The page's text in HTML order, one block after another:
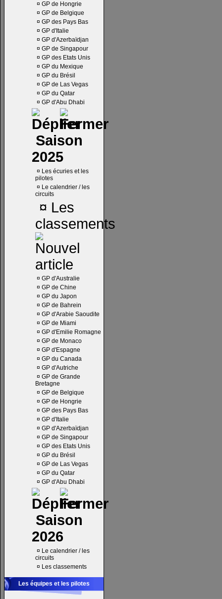
¤ GP de Hongrie
¤ GP de Belgique
¤ GP des Pays Bas
¤ GP d'Italie
¤ GP d'Azerbaïdjan
¤ GP de Singapour
¤ GP des Etats Unis
¤ GP du Mexique
¤ GP du Brésil
¤ GP de Las Vegas
¤ GP du Qatar
¤ GP d'Abu Dhabi
Saison
2025
¤ Les écuries et les
pilotes
¤ Le calendrier / les
circuits
¤ Les
classements
¤ GP d'Australie
¤ GP de Chine
¤ GP du Japon
¤ GP de Bahrein
¤ GP d'Arabie Saoudite
¤ GP de Miami
¤ GP d'Emilie Romagne
¤ GP de Monaco
¤ GP d'Espagne
¤ GP du Canada
¤ GP d'Autriche
¤ GP de Grande
Bretagne
¤ GP de Belgique
¤ GP de Hongrie
¤ GP des Pays Bas
¤ GP d'Italie
¤ GP d'Azerbaïdjan
¤ GP de Singapour
¤ GP des Etats Unis
¤ GP du Brésil
¤ GP de Las Vegas
¤ GP du Qatar
¤ GP d'Abu Dhabi
Saison
2026
¤ Le calendrier / les
circuits
¤ Les classements
Les équipes et les pilotes